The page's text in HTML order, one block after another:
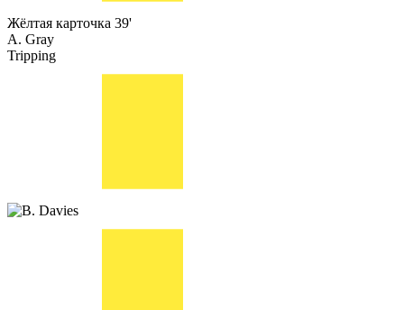
Жёлтая карточка 39'
A. Gray
Tripping